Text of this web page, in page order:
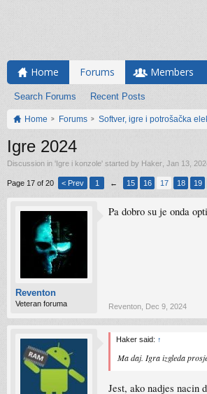
Home Forums
Search Forums Recent Posts
Members
Home Forums Softver, igre i potrošačka
Igre 2024
Discussion in 'Igre i konzole' started by Haker Jan 13,
Page 17 of 20 < Prev 1 ← 15 16 17 18 19
Reventon
Veteran foruma
Pa dobro su je onda
Reventon Dec 9, 2024
Haker said: ↑
Ma daj. Igra izgleda
Jest, ako nadjes nacin